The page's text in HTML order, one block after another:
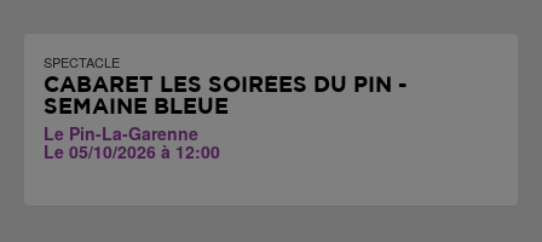
SPECTACLE
CABARET LES SOIRÉES DU PIN -
SEMAINE BLEUE
Le Pin-La-Garenne
Le 05/10/2026 à 12:00